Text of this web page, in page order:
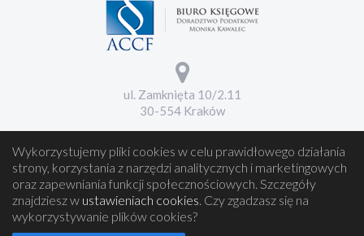
ul. Zamknięta 10/2.11
30-554 Kraków
Wykorzystujemy pliki cookies w celu prawidłowego działania
strony, korzystania z narzędzi analitycznych i marketingowych
oraz zapewniania funkcji społecznościowych. Szczegóły
znajdziesz w ustawieniach cookies. Czy zgadzasz się na
wykorzystywanie plików cookies?